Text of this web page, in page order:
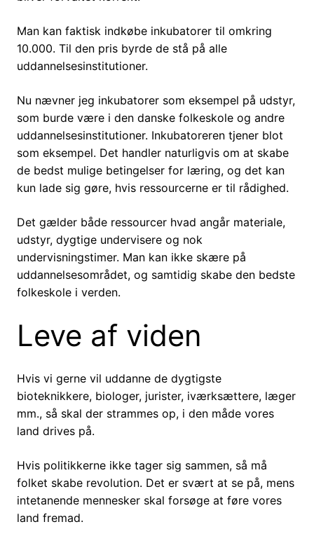
Man kan faktisk indkøbe inkubatorer til omkring
10.000. Til den pris byrde de stå på alle
uddannelsesinstitutioner.
Nu nævner jeg inkubatorer som eksempel på udstyr,
som burde være i den danske folkeskole og andre
uddannelsesinstitutioner. Inkubatoreren tjener blot
som eksempel. Det handler naturligvis om at skabe
de bedst mulige betingelser for læring, og det kan
kun lade sig gøre, hvis ressourcerne er til rådighed.
Det gælder både ressourcer hvad angår materiale,
udstyr, dygtige undervisere og nok
undervisningstimer. Man kan ikke skære på
uddannelsesområdet, og samtidig skabe den bedste
folkeskole i verden.
Leve af viden
Hvis vi gerne vil uddanne de dygtigste
bioteknikkere, biologer, jurister, iværksættere, læger
mm., så skal der strammes op, i den måde vores
land drives på.
Hvis politikkerne ikke tager sig sammen, så må
folket skabe revolution. Det er svært at se på, mens
intetanende mennesker skal forsøge at føre vores
land fremad.